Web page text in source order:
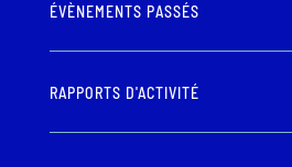
ÉVÈNEMENTS PASSÉS
RAPPORTS D'ACTIVITÉ